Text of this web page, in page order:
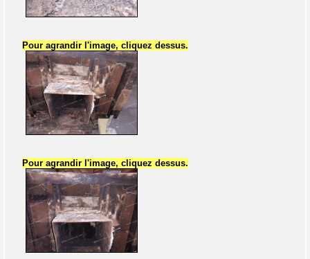
Pour agrandir l'image, cliquez dessus.
Pour agrandir l'image, cliquez dessus.